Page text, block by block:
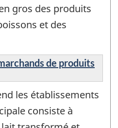
gros des produits
et des
de produits
les établissements
consiste à